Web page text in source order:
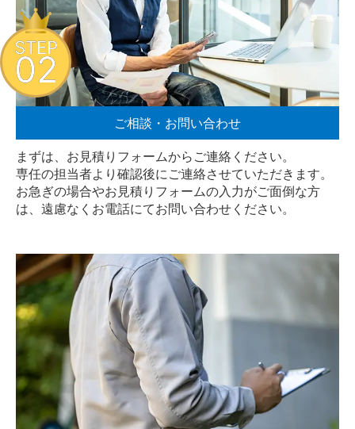
ご相談・お問い合わせ
まずは、お見積りフォームからご連絡ください。
専任の担当者より確認後にご連絡させていただきます。
お急ぎの場合やお見積りフォームの入力がご面倒な方
は、遠慮なく お電話にてお問い合わせください。
STEP
02